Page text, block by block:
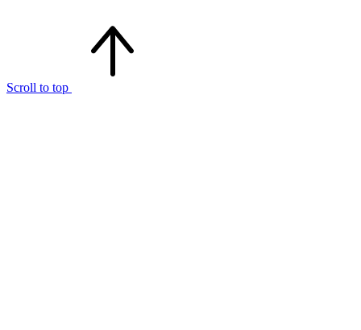
Scroll to top